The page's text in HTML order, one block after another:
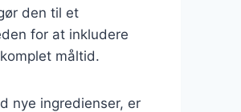
den til et
for at inkludere
måltid.
nye ingredienser, er